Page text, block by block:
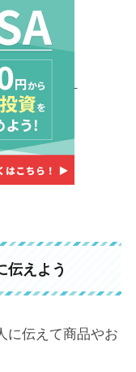
伝えよう
に伝えて商品やお